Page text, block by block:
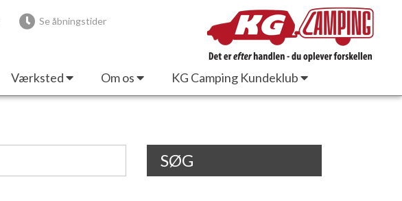
Se åbningstider
Værksted Om os KG Camping Kundeklub
SØG